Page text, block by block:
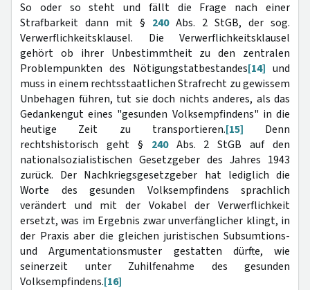
So oder so steht und fällt die Frage nach einer
Strafbarkeit dann mit § 240Abs. 2 StGB, der sog.
Verwerflichkeitsklausel. Die Verwerflichkeitsklausel
gehört ob ihrer Unbestimmtheit zu den zentralen
Problempunkten des Nötigungstatbestandes[14] und
muss in einem rechtsstaatlichen Strafrecht zu gewissem
Unbehagen führen, tut sie doch nichts anderes, als das
Gedankengut eines "gesunden Volksempfindens" in die
heutige Zeit zu transportieren.[15] Denn
rechtshistorisch geht § 240Abs. 2 StGB auf den
nationalsozialistischen Gesetzgeber des Jahres 1943
zurück. Der Nachkriegsgesetzgeber hat lediglich die
Worte des gesunden Volksempfindens sprachlich
verändert und mit der Vokabel der Verwerflichkeit
ersetzt, was im Ergebnis zwar unverfänglicher klingt, in
der Praxis aber die gleichen juristischen Subsumtions-
und Argumentationsmuster gestatten dürfte, wie
seinerzeit unter Zuhilfenahme des gesunden
Volksempfindens.[16]